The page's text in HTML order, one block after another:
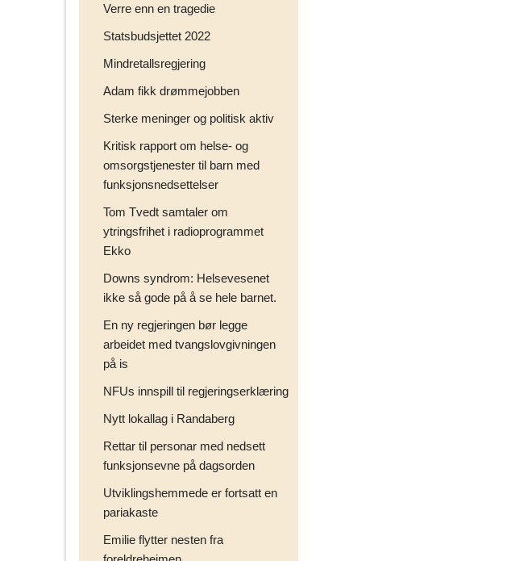
Verre enn en tragedie
Statsbudsjettet 2022
Mindretallsregjering
Adam fikk drømmejobben
Sterke meninger og politisk aktiv
Kritisk rapport om helse- og
omsorgstjenester til barn med
funksjonsnedsettelser
Tom Tvedt samtaler om
ytringsfrihet i radioprogrammet
Ekko
Downs syndrom: Helsevesenet
ikke så gode på å se hele barnet.
En ny regjeringen bør legge
arbeidet med tvangslovgivningen
på is
NFUs innspill til regjeringserklæring
Nytt lokallag i Randaberg
Rettar til personar med nedsett
funksjonsevne på dagsorden
Utviklingshemmede er fortsatt en
pariakaste
Emilie flytter nesten fra